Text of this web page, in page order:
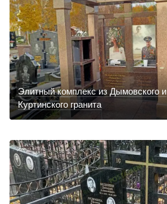
Элитный комплекс из Дымовского и
Куртинского гранита